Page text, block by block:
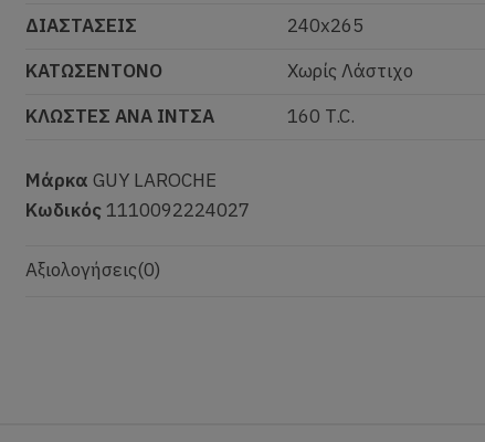
ΔΙΑΣΤΑΣΕΙΣ
240x265
ΚΑΤΩΣΕΝΤΟΝΟ
Χωρίς Λάστιχο
ΚΛΩΣΤΕΣ ΑΝΑ ΙΝΤΣΑ
160 T.C.
Μάρκα GUY LAROCHE
Κωδικός 1110092224027
Αξιολογήσεις(0)